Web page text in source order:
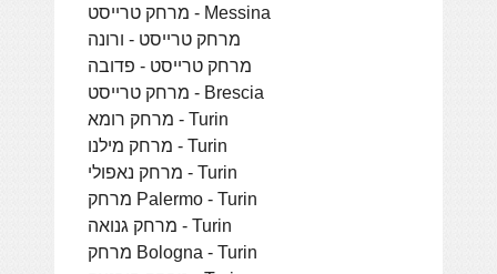
מרחק טרייסט - Messina
מרחק טרייסט - ורונה
מרחק טרייסט - פדובה
מרחק טרייסט - Brescia
מרחק רומא - Turin
מרחק מילנו - Turin
מרחק נאפולי - Turin
מרחק Palermo - Turin
מרחק גנואה - Turin
מרחק Bologna - Turin